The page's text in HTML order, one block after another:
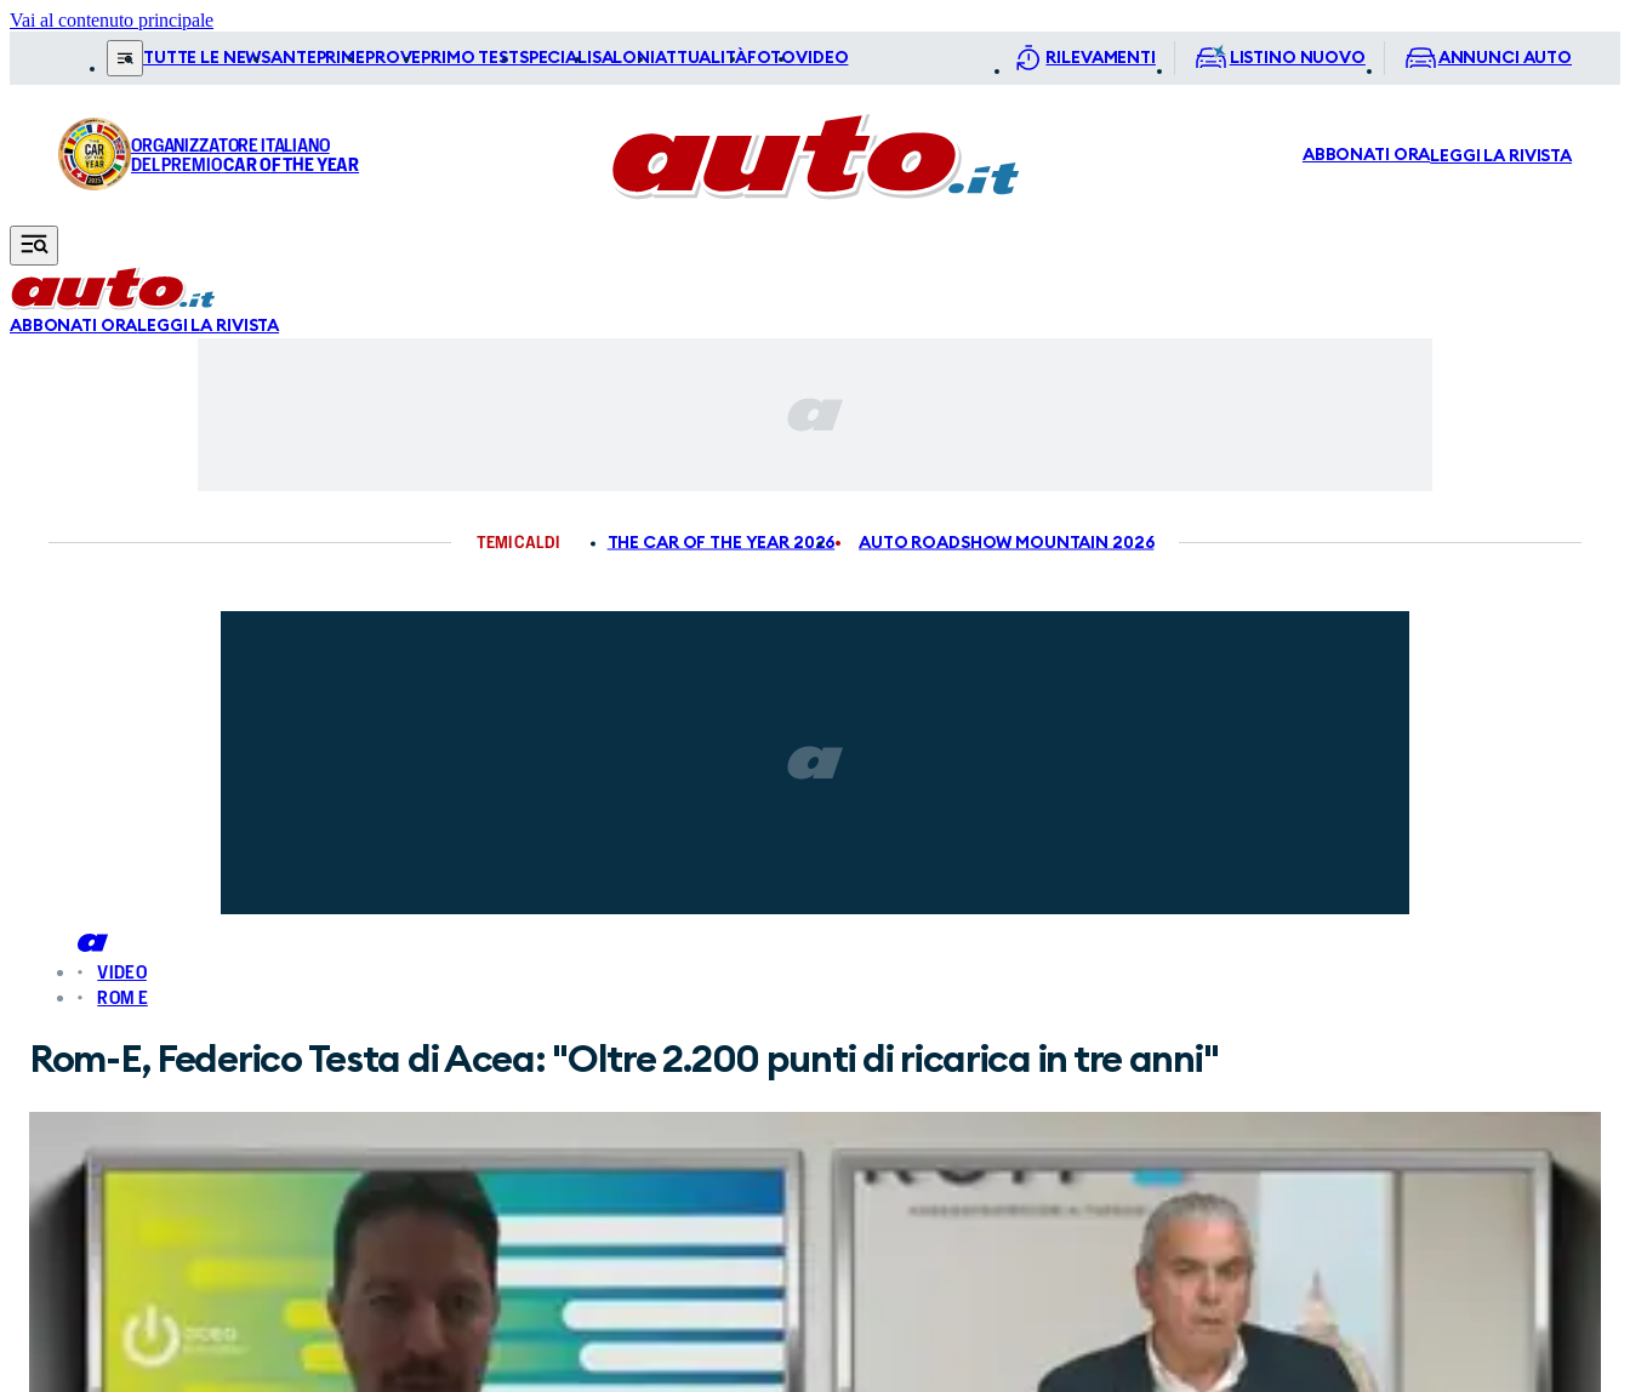
Vai al contenuto principale
TUTTE LE NEWSANTEPRIME PROVE PRIMO TESTSPECIALI SALONI ATTUALITÀFOTOVIDEO RILEVAMENTI LISTINO NUOVO ANNUNCI AUTO
ORGANIZZATORE ITALIANO
DEL PREMIOCAR OF THE YEAR ABBONATI ORALEGGI LA RIVISTA
ABBONATI ORALEGGI LA RIVISTA
TEMI CALDI THE CAR OF THE YEAR 2026 AUTO ROADSHOW MOUNTAIN 2026
VIDEO
ROM E
Rom-E, Federico Testa di Acea: "Oltre 2.200 punti di ricarica in tre anni"